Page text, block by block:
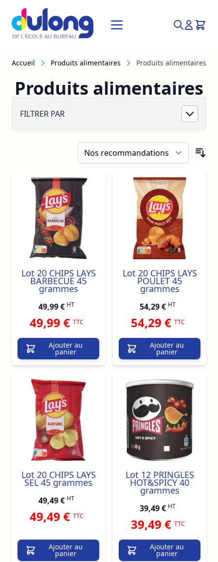
Allez au contenu
Rechercher
Accueil Produits alimentaires Produits alimentaires
Produits alimentaires
FILTRER PAR
Lot 20 CHIPS LAYS
BARBECUE 45
grammes
49,99 € HT
49,99 € TTC
Ajouter au
panier
Lot 20 CHIPS LAYS
POULET 45
grammes
54,29 € HT
54,29 € TTC
Ajouter au
panier
Lot 20 CHIPS LAYS
SEL 45 grammes
49,49 € HT
49,49 € TTC
Ajouter au
panier
Lot 12 PRINGLES
HOT&SPICY 40
grammes
39,49 € HT
39,49 € TTC
Ajouter au
panier